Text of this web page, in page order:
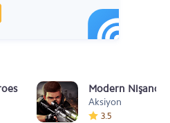
Modern Nişancı
Aksiyon
3.5